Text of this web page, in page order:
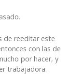
de reeditar este
con las de
por hacer, y
trabajadora.